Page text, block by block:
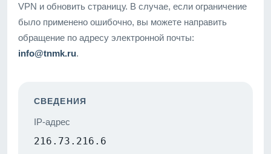
VPN и обновить страницу. В случае, если ограничение
было применено ошибочно, вы можете направить
обращение по адресу электронной почты:
info@tnmk.ru.
СВЕДЕНИЯ
IP-адрес
216.73.216.6